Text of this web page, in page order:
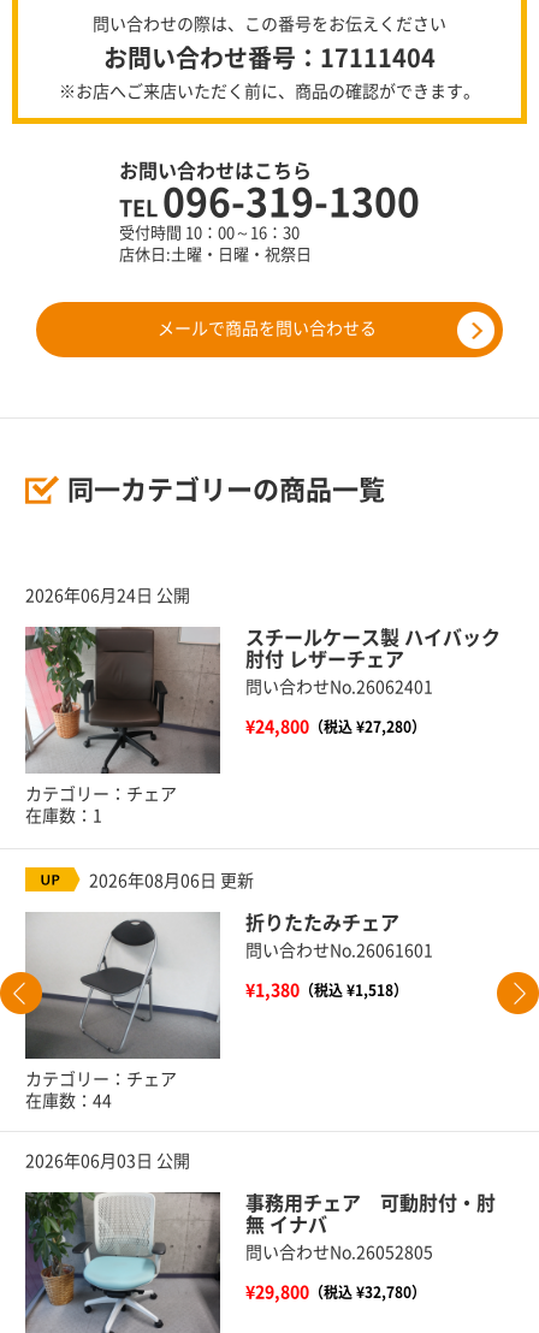
問い合わせの際は、この番号をお伝えください
お問い合わせ番号：17111404
※お店へご来店いただく前に、商品の確認ができます。
お問い合わせはこちら
TEL 096-319-1300
受付時間 10：00～16：30
店休日:土曜・日曜・祝祭日
メールで商品を問い合わせる
同一カテゴリーの商品一覧
2026年06月24日 公開
スチールケース製 ハイバック
肘付 レザーチェア
問い合わせNo.26062401
¥24,800（税込 ¥27,280）
カテゴリー：チェア
在庫数：1
2026年08月06日 更新
折りたたみチェア
問い合わせNo.26061601
¥1,380（税込 ¥1,518）
カテゴリー：チェア
在庫数：44
2026年06月03日 公開
事務用チェア 可動肘付・肘
無 イナバ
問い合わせNo.26052805
¥29,800（税込 ¥32,780）